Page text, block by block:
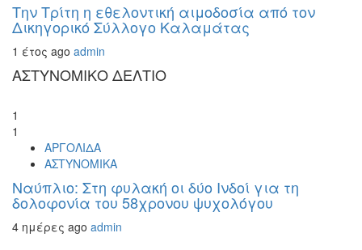
Την Τρίτη η εθελοντική αιμοδοσία από τον
Δικηγορικό Σύλλογο Καλαμάτας
1 έτος ago admin
ΑΣΤΥΝΟΜΙΚΟ ΔΕΛΤΙΟ
1
1
ΑΡΓΟΛΙΔΑ
ΑΣΤΥΝΟΜΙΚΑ
Ναύπλιο: Στη φυλακή οι δύο Ινδοί για τη
δολοφονία του 58χρονου ψυχολόγου
4 ημέρες ago admin